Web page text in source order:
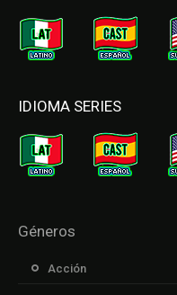
IDIOMA SERIES
Géneros
Acción